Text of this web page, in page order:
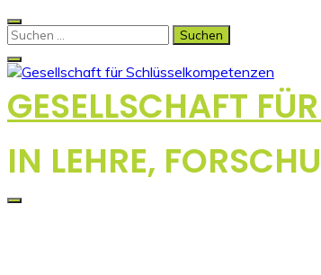
Skip
to
Suchen
GESELLSCHAFT
IN LEHRE,